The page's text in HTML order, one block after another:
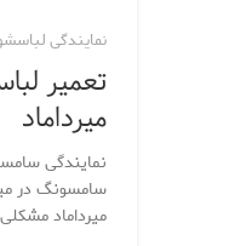
نمایندگی
تعمیر
میرداماد
نمایندگی
سامسونگ در
میرداماد